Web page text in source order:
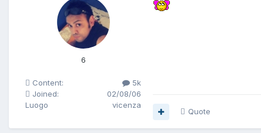
6
Content:
5k
Joined:
02/08/06
Luogo
vicenza
Quote